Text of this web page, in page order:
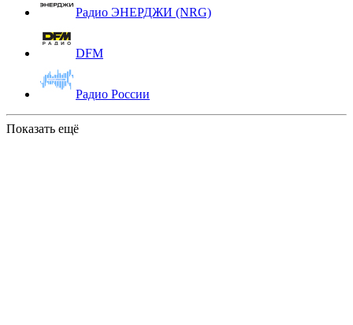
Радио ЭНЕРДЖИ (NRG)
DFM
Радио России
Показать ещё